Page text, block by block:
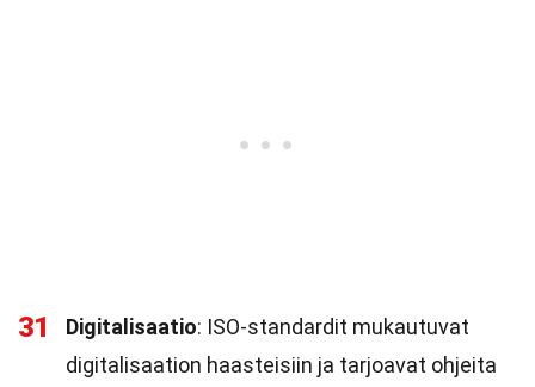
31 Digitalisaatio: ISO-standardit mukautuvat
digitalisaation haasteisiin ja tarjoavat ohjeita